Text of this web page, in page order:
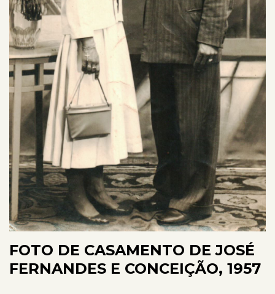
FOTO DE CASAMENTO DE JOSÉ
FERNANDES E CONCEIÇÃO, 1957